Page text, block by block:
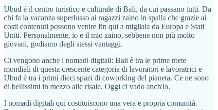
Ubud è il centro turistico e culturale di Bali, da cui passano tutti. Da
chi fa la vacanza superlusso ai ragazzi zaino in spalla che grazie ai
costi contenuti possono venire fin qui a migliaia da Europa e Stati
Uniti. Personalmente, io e il mio zaino, sebbene non più molto
giovani, godiamo degli stessi vantaggi.
Ci vengono anche i nomadi digitali: Bali è tra le prime mete
mondiali di questa crescente categoria di lavoratori e lavoratrici e
Ubud è tra i primi dieci spazi di coworking del pianeta. Ce ne sono
di bellissimi in mezzo alle risaie. Oggi ci vado anch'io.
I nomadi digitali qui costituiscono una vera e propria comunità.